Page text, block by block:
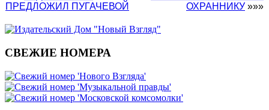
ПРЕДЛОЖИЛ ПУГАЧЕВОЙ
ОХРАННИКУ »»»
СВЕЖИЕ НОМЕРА